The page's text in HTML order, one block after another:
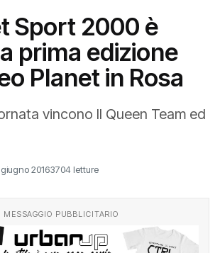
Sport 2000 è
prima edizione
Planet in Rosa
vincono Il Queen Team ed
giugno 20163704 letture
MESSAGGIO PUBBLICITARIO